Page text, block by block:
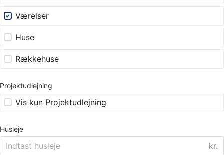
Værelser
Huse
Rækkehuse
Projektudlejning
Vis kun Projektudlejning
Husleje
kr.